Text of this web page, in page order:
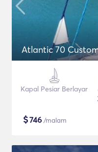
Atlantic 70
Kapal Pesiar Berlayar
$746 /malam